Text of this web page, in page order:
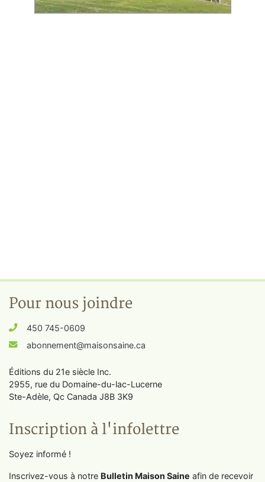
Pour nous joindre
450 745-0609
abonnement@maisonsaine.ca
Éditions du 21e siècle Inc.
2955, rue du Domaine-du-lac-Lucerne
Ste-Adèle, Qc Canada J8B 3K9
Inscription à l'infolettre
Soyez informé !
Inscrivez-vous à notre Bulletin Maison Saine afin de recevoir